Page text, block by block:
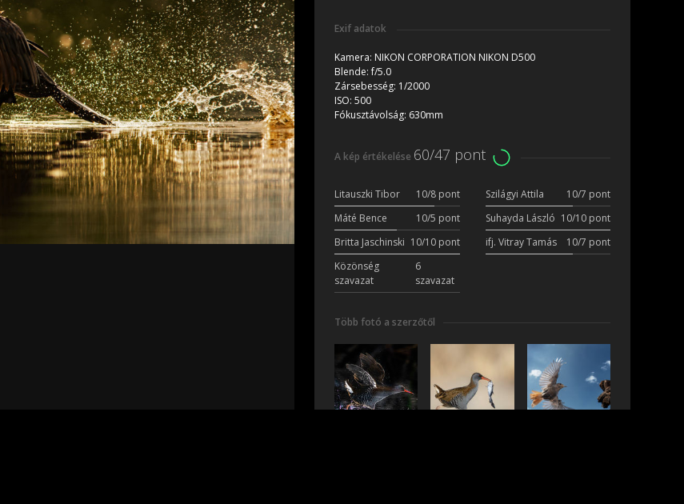
Exif adatok
Kamera: NIKON CORPORATION NIKON D500
Blende:f/5.0
Zársebesség: 1/2000
ISO: 500
Fókusztávolság: 630mm
A kép értékelése 60/47 pont
Litauszki Tibor 10/8 pont Szilágyi Attila
10/7 pont
Máté Bence
10/5 pont Suhayda László 10/10 pont
Britta Jaschinski 10/10 pont ifj. Vitray Tamás
10/7 pont
Közönség
szavazat
6
szavazat
Több fotó a szerzőtől